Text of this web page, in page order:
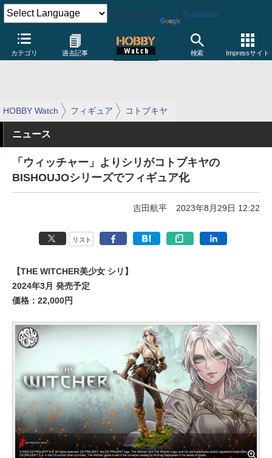
Powered by Translate
カテゴリ 過去記事 検索 Impressサイト
HOBBY Watch フィギュア コトブキヤ
ニュース
「ウィッチャー」よりシリがコトブキヤの
BISHOUJOシリーズでフィギュア化
吉田航平 2023年8月29日 12:22
リスト
【THE WITCHER美少女 シリ】
2024年3月 発売予定
価格：22,000円